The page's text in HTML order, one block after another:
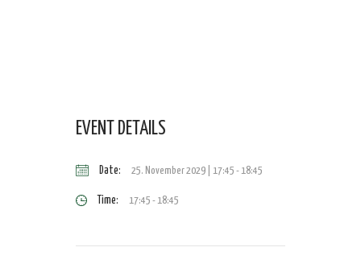
EVENT DETAILS
Date: 25. November 2029 | 17:45 -18:45
Time: 17:45 - 18:45